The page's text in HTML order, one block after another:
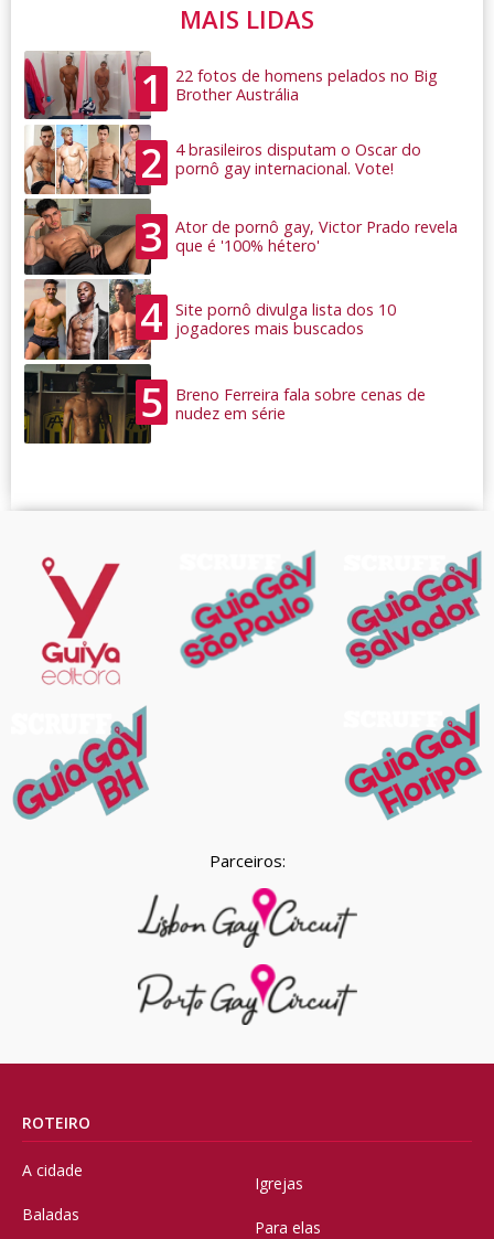
MAIS LIDAS
1
22 fotos de homens pelados no Big
Brother Austrália
2
4 brasileiros disputam o Oscar do
pornô gay internacional. Vote!
3
Ator de pornô gay, Victor Prado revela
que é '100% hétero'
4
Site pornô divulga lista dos 10
jogadores mais buscados
5
Breno Ferreira fala sobre cenas de
nudez em série
Parceiros:
ROTEIRO
A cidade
Baladas
Igrejas
Para elas